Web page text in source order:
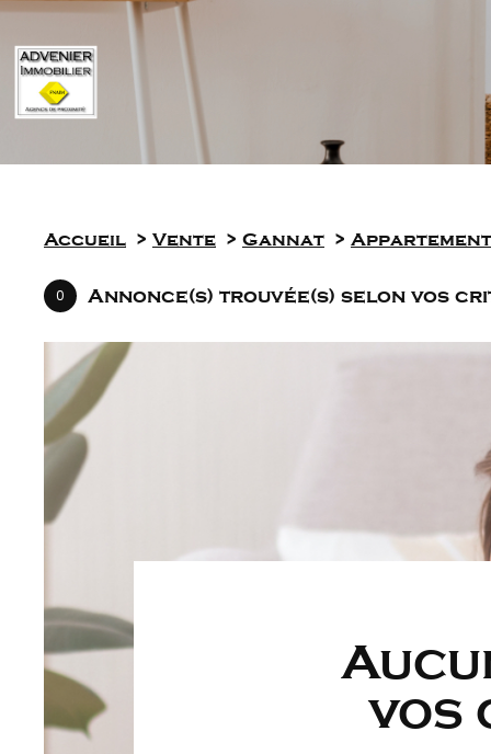
Accueil Vente Gannat Appartement
0 Annonce(s) trouvée(s) selon vos
vos